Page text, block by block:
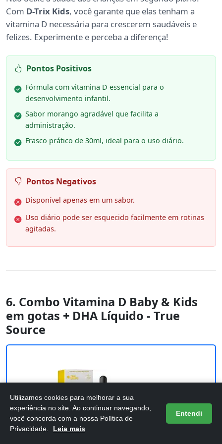
Com D-Trix Kids, você garante que elas tenham a
vitamina D necessária para crescerem saudáveis e
felizes. Experimente e perceba a diferença!
Pontos Positivos
Fórmula com vitamina D essencial para o
desenvolvimento infantil.
Sabor morango agradável que facilita a
administração.
Frasco prático de 30ml, ideal para o uso diário.
Pontos Negativos
Disponível apenas em um sabor.
Uso diário pode ser esquecido facilmente em rotinas
agitadas.
6. Combo Vitamina D Baby & Kids
em gotas + DHA Líquido - True
Source
Utilizamos cookies para melhorar a sua
experiência no site. Ao continuar navegando,
você concorda com a nossa Política de
Privacidade.
Leia mais
Entendi